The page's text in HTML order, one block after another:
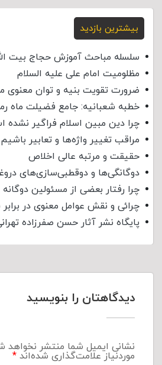
بیشترین بازدید
سلسله مباحث آموزش حجاج بیت
مظلومیت امام علی علیه السلام
ضرورت تقویت بنیه و توان معنوی
خطبه شعبانیه: جامع فضیلت ماه
چرا دین مبین اسلام فراگیر نشده
مراقب تغییر واژه‌ها و تعابیر باشیم
حقیقت و مرتبه عالی اخلاص
دوگانگی‌ها و دوقطبی‌سازی‌های
چرا رفتار بعضی از مسئولین
چرائی و نقش عوامل معنوی در برابر
پایگاه نشر آثار حسن صفرزاده
دیدگاهتان را بنویسید
نشانی ایمیل شما منتشر نخواهد
موردنیاز علامت‌گذاری شده‌اند*